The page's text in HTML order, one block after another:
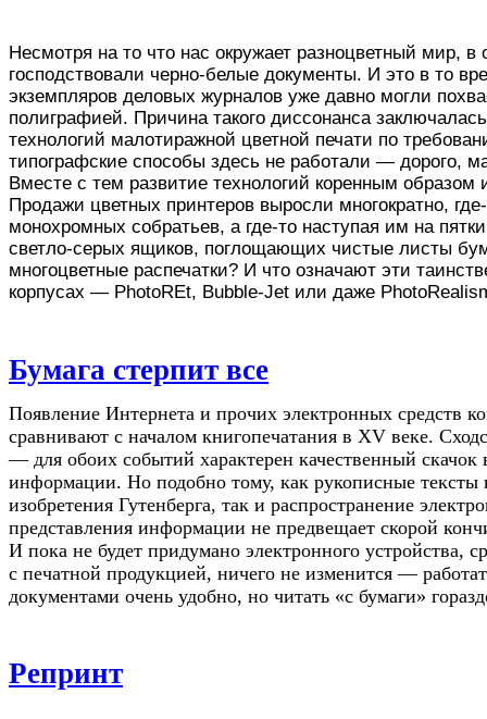
Несмотря на то что нас окружает разноцветный мир,
господствовали черно-белые документы. И это в то
экземпляров деловых журналов уже давно могли
полиграфией. Причина такого диссонанса
технологий малотиражной цветной печати по
типографские способы здесь не работали — дорого,
Вместе с тем развитие технологий коренным
Продажи цветных принтеров выросли многократно,
монохромных собратьев, а где-то наступая им на
светло-серых ящиков, поглощающих чистые листы
многоцветные распечатки? И что означают эти
корпусах — PhotoREt, Bubble-Jet или даже
Бумага стерпит все
Появление Интернета и прочих электронных средств
сравнивают с началом книгопечатания в XV веке.
— для обоих событий характерен качественный скачок
информации. Но подобно тому, как рукописные тексты
изобретения Гутенберга, так и распространение
представления информации не предвещает скорой
И пока не будет придумано электронного устройства,
с печатной продукцией, ничего не изменится —
документами очень удобно, но читать «с бумаги»
Репринт